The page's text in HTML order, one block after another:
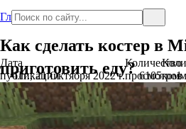
Главная
Как сделать костер в
приготовить еду?
Дата
публикации
Пт., 21 Октября 2022 г.
Количество
просмотров
6105 1